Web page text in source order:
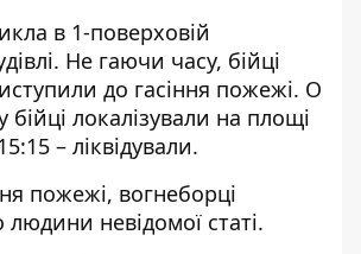
в 1-поверховій
Не гаючи часу, бійці
до гасіння пожежі. О
локалізували на площі
– ліквідували.
пожежі, вогнеборці
людини невідомої статі.